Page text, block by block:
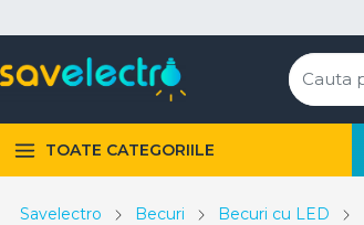
TOATE CATEGORIILE
Savelectro Becuri Becuri cu LED